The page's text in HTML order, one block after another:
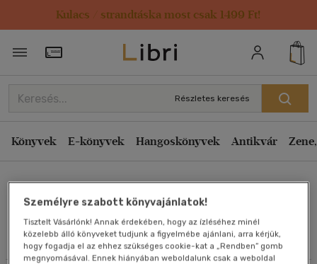
Kulacs / strandtáska most csak 1499 Ft!
Törzsvásárlói Kártya adatai
Részletes keresés
Könyvek E-könyvek Hangoskönyvek Antikvár
Klaus Cäsar Zehrer
Művei
Rendezés
Kiadás éve szerint csökkenő
Ár szerint csökkenő
Eladott darabszám szerint csökkenő
Eladott darabszám szerint növekvő
Cím szerint A-Z
Szerző szerint A-Z
Személyre szabott könyvajánlatok!
Tisztelt Vásárlónk! Annak érdekében, hogy az ízléséhez minél
közelebb álló könyveket tudjunk a figyelmébe ajánlani, arra kérjük,
hogy fogadja el az ehhez szükséges cookie-kat a „Rendben” gomb
megnyomásával. Ennek hiányában weboldalunk csak a weboldal